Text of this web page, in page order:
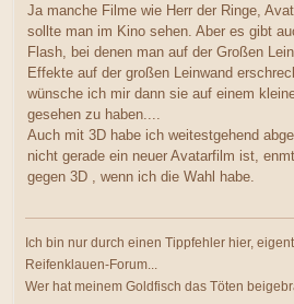
Ja manche Filme wie Herr der Ringe,
sollte man im Kino sehen. Aber es gibt
Flash, bei denen man auf der Großen
Effekte auf der großen Leinwand
wünsche ich mir dann sie auf einem
gesehen zu haben....
Auch mit 3D habe ich weitestgehend
nicht gerade ein neuer Avatarfilm ist,
gegen 3D , wenn ich die Wahl habe.
Ich bin nur durch einen Tippfehler hier,
Reifenklauen-Forum...
Wer hat meinem Goldfisch das Töten